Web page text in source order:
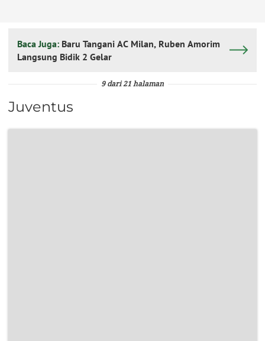
Baca Juga: Baru Tangani AC Milan, Ruben Amorim
Langsung Bidik 2 Gelar
9 dari 21 halaman
Juventus